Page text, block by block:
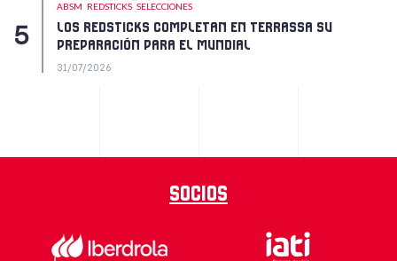
ABSM REDSTICKS SELECCIONES
LOS REDSTICKS COMPLETAN EN TERRASSA SU
PREPARACIÓN PARA EL MUNDIAL
31/07/2026
Socios